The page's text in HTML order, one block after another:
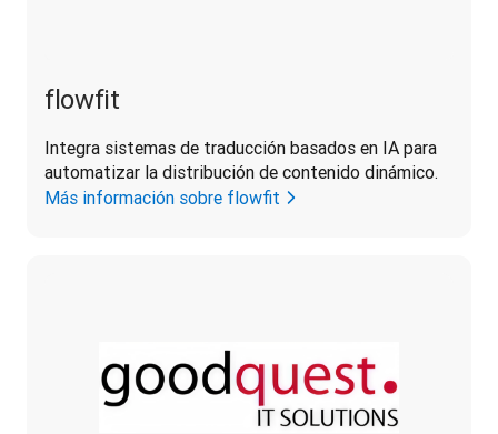
flowfit
Integra sistemas de traducción basados en IA para
automatizar la distribución de contenido dinámico.
Más información sobre flowfit